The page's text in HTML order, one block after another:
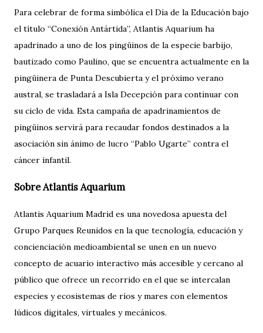
Para celebrar de forma simbólica el Día de la Educación bajo
el título “Conexión Antártida”, Atlantis Aquarium ha
apadrinado a uno de los pingüinos de la especie barbijo,
bautizado como Paulino, que se encuentra actualmente en la
pingüinera de Punta Descubierta y el próximo verano
austral, se trasladará a Isla Decepción para continuar con
su ciclo de vida. Esta campaña de apadrinamientos de
pingüinos servirá para recaudar fondos destinados a la
asociación sin ánimo de lucro “Pablo Ugarte” contra el
cáncer infantil.
Sobre Atlantis Aquarium
Atlantis Aquarium Madrid es una novedosa apuesta del
Grupo Parques Reunidos en la que tecnología, educación y
concienciación medioambiental se unen en un nuevo
concepto de acuario interactivo más accesible y cercano al
público que ofrece un recorrido en el que se intercalan
especies y ecosistemas de ríos y mares con elementos
lúdicos digitales, virtuales y mecánicos.